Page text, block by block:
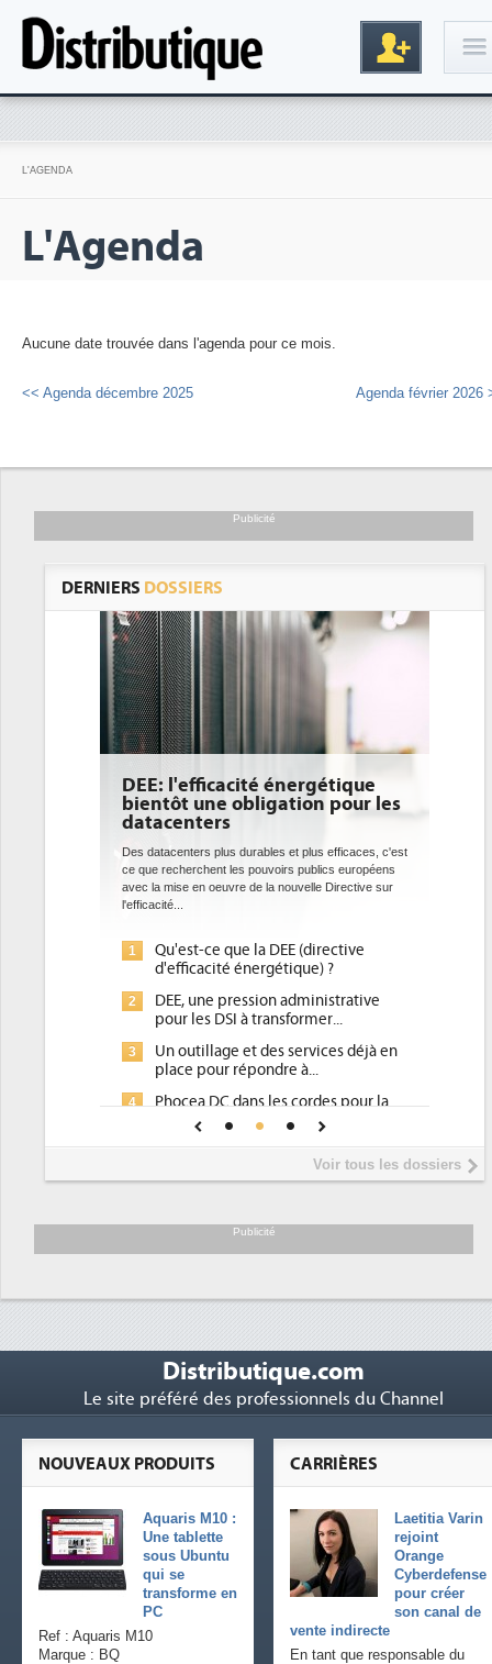
L'AGENDA
L'Agenda
Aucune date trouvée dans l'agenda pour ce mois.
<< Agenda décembre 2025 Agenda février 2026
Publicité
DERNIERS DOSSIERS
DEE: l'efficacité énergétique
bientôt une obligation pour les
datacenters
Des datacenters plus durables et plus efficaces, c'est
ce que recherchent les pouvoirs publics européens
avec la mise en oeuvre de la nouvelle Directive sur
l'efficacité...
1
Qu'est-ce que la DEE (directive
d'efficacité énergétique) ?
2
DEE, une pression administrative
pour les DSI à transformer...
3
Un outillage et des services déjà en
place pour répondre à...
4
Phocea DC dans les cordes pour la
Interview de Fabrice Coquio,
président de Digital Realty...
soutient les...
Voir tous les dossiers
Publicité
Distributique.com
Le site préféré des professionnels du Channel
CARRIÈRES
Laetitia Varin
rejoint
Orange
Cyberdefense
pour créer
son canal de
vente indirecte
En tant que responsable du
NOUVEAUX PRODUITS
Aquaris M10 :
Une tablette
sous Ubuntu
qui se
transforme en
PC
Ref : Aquaris M10
Marque : BQ